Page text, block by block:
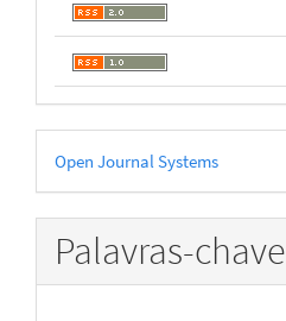
Desenvolvido
por
Open Journal Systems
Palavras-chave